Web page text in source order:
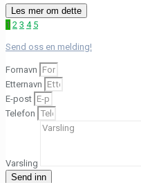
De riktige
trygg
Enten skaden er omfattende eller
kjemisk middel en stor forskjell i
hjelper vi deg med å finne en
vannskader.
Les mer om dette
1 2 3 4 5
Send oss ​​en melding!
Fornavn
Etternavn
E-post
Telefon
Varsling
Send inn